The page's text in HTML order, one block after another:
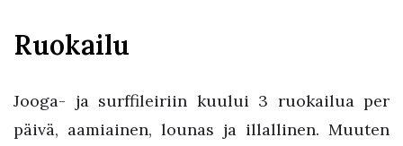
Ruokailu
Jooga- ja surffileiriin kuului 3 ruokailua per
päivä, aamiainen, lounas ja illallinen. Muuten